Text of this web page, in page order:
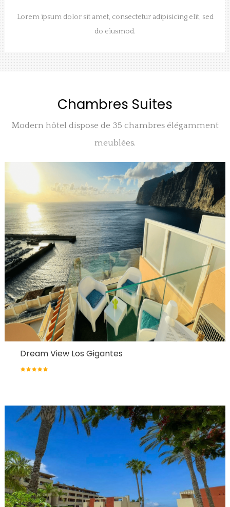
Lorem ipsum dolor sit amet, consectetur adipisicing elit, sed
do eiusmod.
Chambres Suites
Modern hôtel dispose de 35 chambres élégamment
meublées.
Dream View Los Gigantes